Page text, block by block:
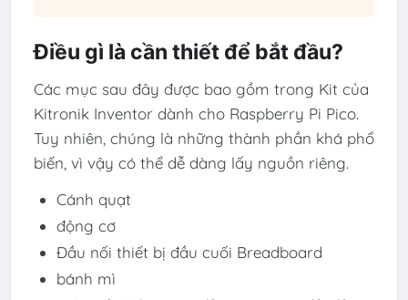
Điều gì là cần thiết để bắt đầu?
Các mục sau đây được bao gồm trong Kit của
Kitronik Inventor dành cho Raspberry Pi Pico.
Tuy nhiên, chúng là những thành phần khá phổ
biến, vì vậy có thể dễ dàng lấy nguồn riêng.
Cánh quạt
động cơ
Đầu nối thiết bị đầu cuối Breadboard
bánh mì